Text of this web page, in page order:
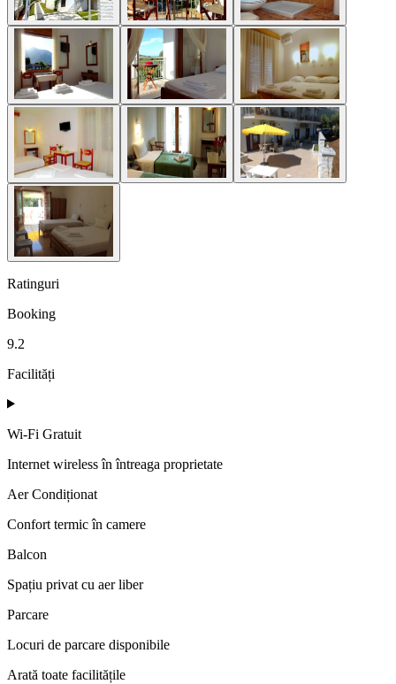
Ratinguri
Booking
9.2
Facilități
Wi-Fi Gratuit
Internet wireless în întreaga proprietate
Aer Condiționat
Confort termic în camere
Balcon
Spațiu privat cu aer liber
Parcare
Locuri de parcare disponibile
Arată toate facilitățile